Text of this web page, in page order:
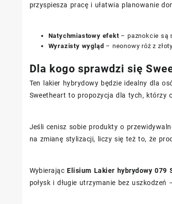
przyspiesza pracę i ułatwia planowanie
Natychmiastowy efekt – paznokcie są
Wyrazisty wygląd – neonowy róż z
Dla kogo sprawdzi się
Ten lakier hybrydowy będzie idealny dla
Sweetheart to propozycja dla tych, którzy
Jeśli cenisz sobie produkty o
na zmianę stylizacji, liczy się też to, że
WybierającElisium Lakier hybrydowy 079
połysk i długie utrzymanie bez